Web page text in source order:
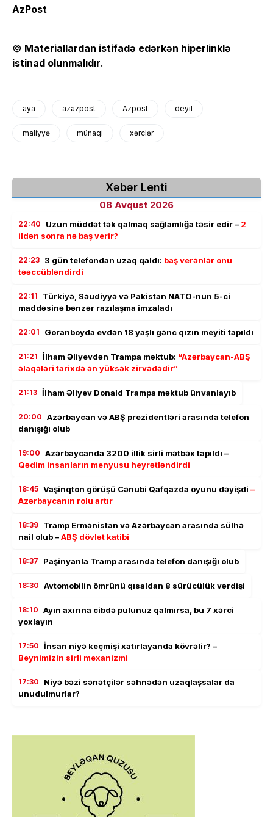
AzPost
© Materiallardan istifadə edərkən hiperlinklə
istinad olunmalıdır.
aya azazpost Azpost deyil
maliyyə münaqi xərclər
Xəbər Lenti
08 Avqust 2026
22:40 Uzun müddət tək qalmaq sağlamlığa təsir edir – 2
ildən sonra nə baş verir?
22:23 3 gün telefondan uzaq qaldı: baş verənlər onu
təəccübləndirdi
22:11
Türkiyə, Səudiyyə və Pakistan NATO-nun 5-ci
maddəsinə bənzər razılaşma imzaladı
22:01 Goranboyda evdən 18 yaşlı gənc qızın meyiti tapıldı
21:21 İlham Əliyevdən Trampa məktub: “Azərbaycan-ABŞ
əlaqələri tarixdə ən yüksək zirvədədir”
21:13 İlham Əliyev Donald Trampa məktub ünvanlayıb
20:00 Azərbaycan və ABŞ prezidentləri arasında telefon
danışığı olub
19:00 Azərbaycanda 3200 illik sirli mətbəx tapıldı –
Qədim insanların menyusu heyrətləndirdi
18:45 Vaşinqton görüşü Cənubi Qafqazda oyunu dəyişdi –
Azərbaycanın rolu artır
18:39 Tramp Ermənistan və Azərbaycan arasında sülhə
nail olub –ABŞ dövlət katibi
18:37 Paşinyanla Tramp arasında telefon danışığı olub
18:30 Avtomobilin ömrünü qısaldan 8 sürücülük vərdişi
18:10 Ayın axırına cibdə pulunuz qalmırsa, bu 7 xərci
yoxlayın
17:50 İnsan niyə keçmişi xatırlayanda kövrəlir? –
Beynimizin sirli mexanizmi
17:30
Niyə bəzi sənətçilər səhnədən uzaqlaşsalar da
unudulmurlar?